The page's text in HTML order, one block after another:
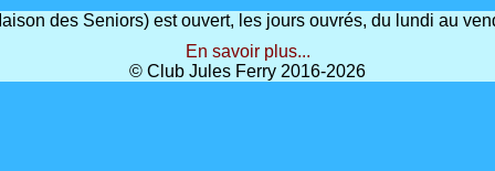
des Seniors) est ouvert, les jours ouvrés, du lundi au
En savoir plus...
© Club Jules Ferry 2016-2026